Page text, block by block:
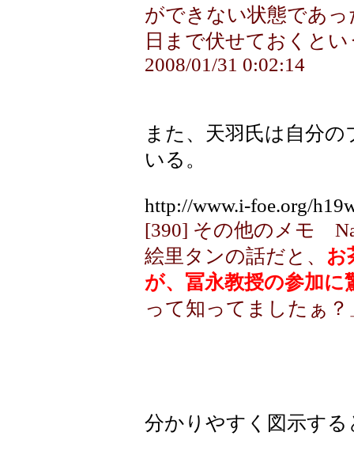
ができない状態であ
日まで伏せておくと
2008/01/31 0:02:14
また、天羽氏は自分
いる。
http://www.i-foe.org/
[390] その他のメモ
絵里タンの話だと、 お
が、冨永教授の参加に
って知ってましたぁ
分かりやすく図示す